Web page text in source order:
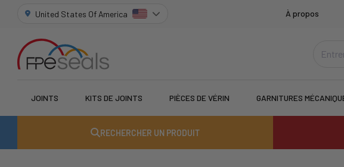
United States Of America À propos
JOINTS KITS DE JOINTS PIÈCES DE VÉRIN GARNITURES
RECHERCHER UN PRODUIT